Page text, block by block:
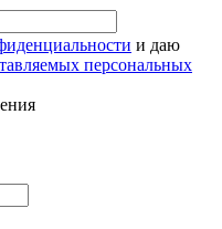
и даю
персональных